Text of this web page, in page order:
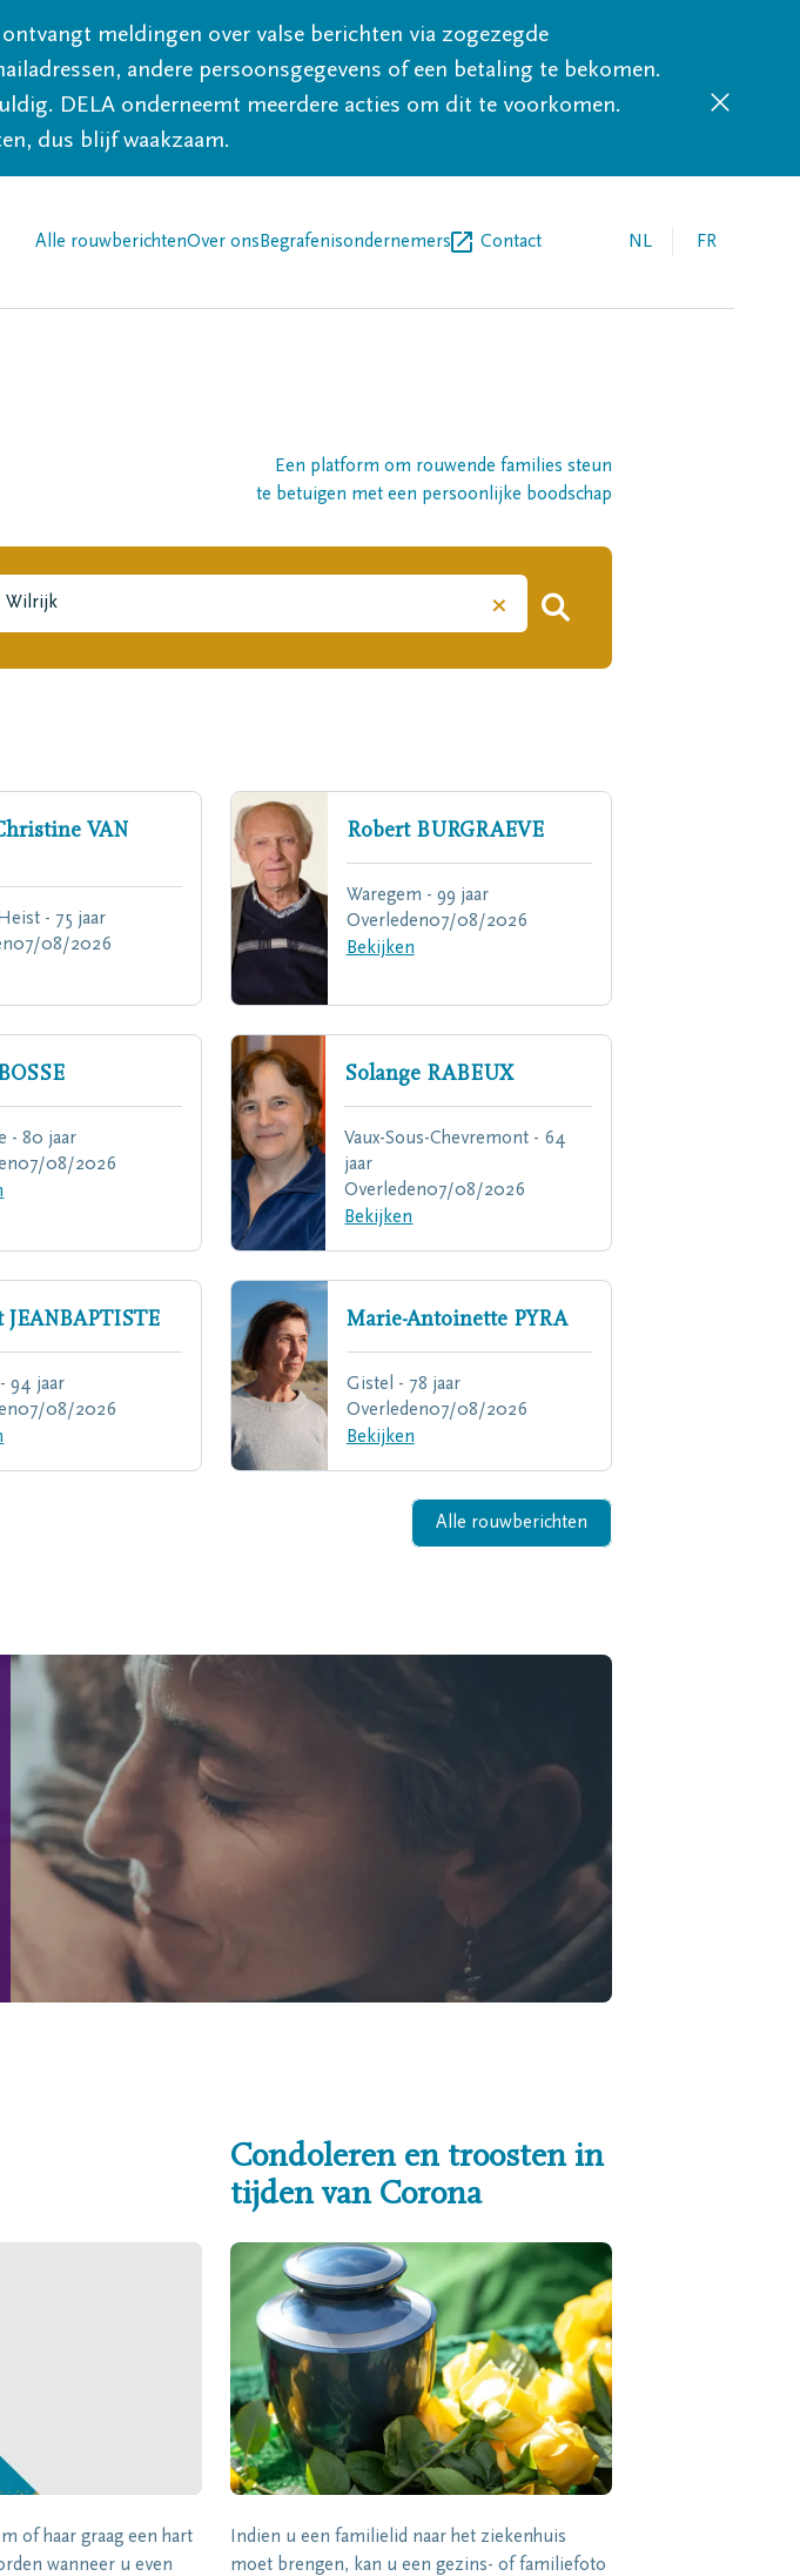
ontvangt meldingen over valse berichten via zogezegde
andere persoonsgegevens of een betaling te bekomen.
DELA onderneemt meerdere acties om dit te voorkomen.
dus blijf waakzaam.
Alle rouwberichtenOver ons Begrafenisondernemers Contact NL FR
Een platform om rouwende families steun
te betuigen met een persoonlijke boodschap
×
VAN
- 75 jaar
07/08/2026
Robert BURGRAEVE
Waregem - 99 jaar
Overleden07/08/2026
Bekijken
- 80 jaar
07/08/2026
Solange RABEUX
Vaux-Sous-Chevremont - 64
jaar
Overleden07/08/2026
Bekijken
JEANBAPTISTE
94 jaar
07/08/2026
Marie-Antoinette PYRA
Gistel - 78 jaar
Overleden07/08/2026
Bekijken
Alle rouwberichten
of haar graag een hart
wanneer u even
Condoleren en troosten in
tijden van Corona
Indien u een familielid naar het ziekenhuis
moet brengen, kan u een gezins- of familiefoto